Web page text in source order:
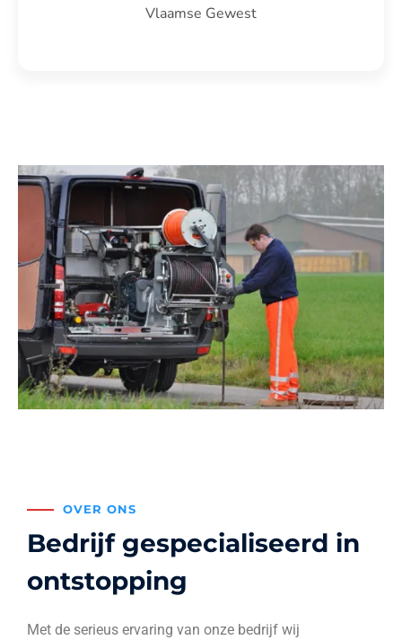
Vlaamse Gewest
OVER ONS
Bedrijf gespecialiseerd in
ontstopping
Met de serieus ervaring van onze bedrijf wij